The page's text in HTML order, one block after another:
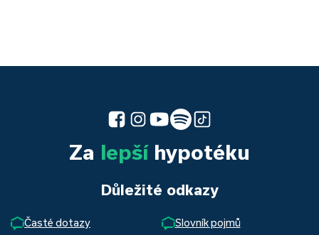
Za lepšíhypotéku
Důležité odkazy
Časté dotazy
Slovník pojmů